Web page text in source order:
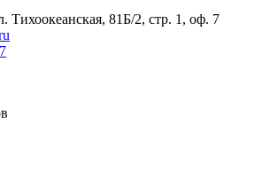
Тихоокеанская, 81Б/2, стр. 1, оф. 7